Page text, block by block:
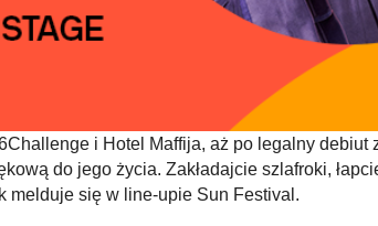
i Hotel Maffija, aż po legalny debiut
do jego życia. Zakładajcie szlafroki,
melduje się w line-upie Sun Festival.